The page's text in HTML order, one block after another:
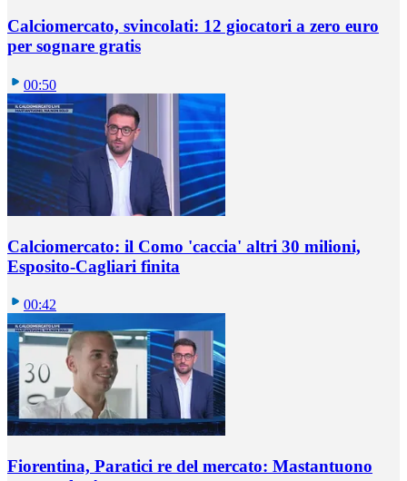
Calciomercato, svincolati: 12 giocatori a zero euro
per sognare gratis
00:50
Calciomercato: il Como 'caccia' altri 30 milioni,
Esposito-Cagliari finita
00:42
Fiorentina, Paratici re del mercato: Mastantuono